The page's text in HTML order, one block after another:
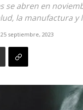
se abren en
la manufactura y
25 septiembre, 2023